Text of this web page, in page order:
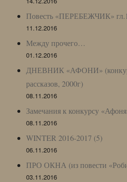
Повесть «ПЕРЕБЕЖЧИК»
11.12.2016
Между прочего…
01.12.2016
ДНЕВНИК «АФОНИ»
рассказов, 2000г)
08.11.2016
Замечания к конкурсу
08.11.2016
WINTER 2016-2017 (5)
06.11.2016
ПРО ОКНА (из повести
03.11.2016